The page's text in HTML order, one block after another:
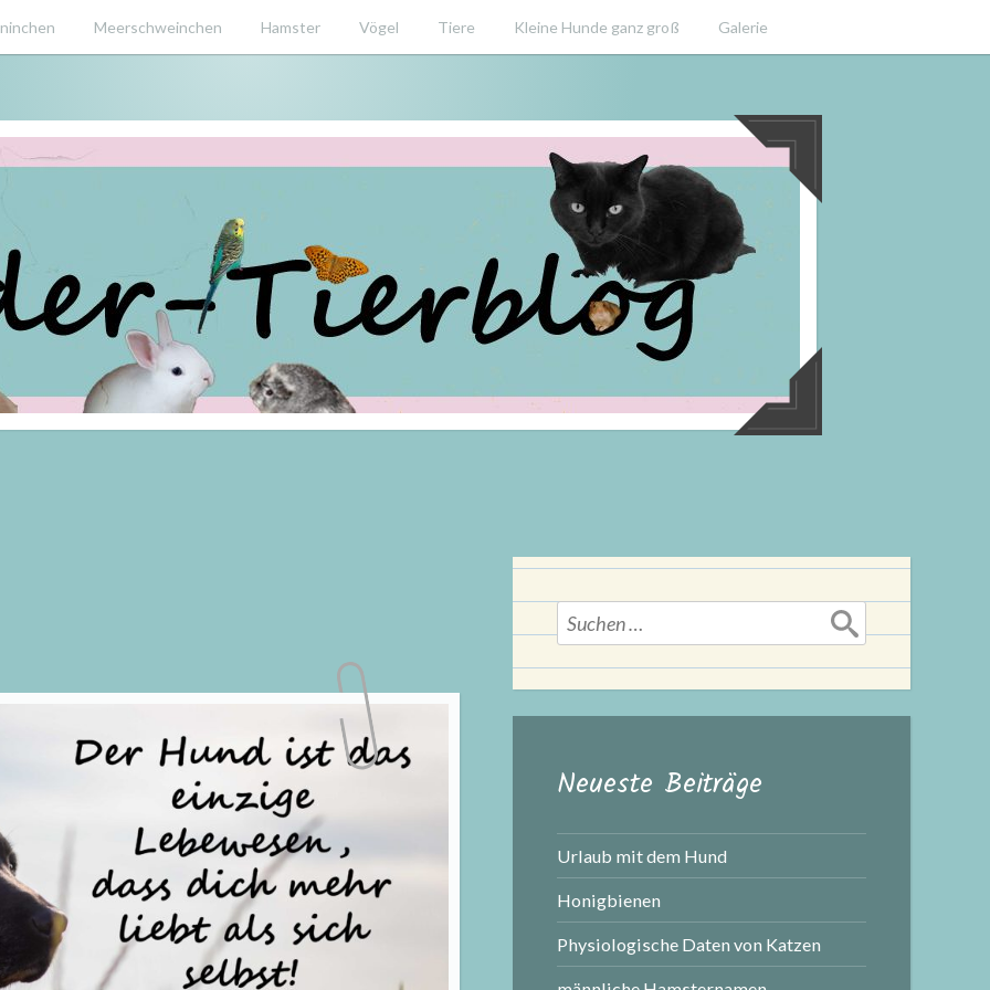
Meerschweinchen Hamster Vögel Tiere Kleine Hunde ganz groß Galerie
Suchen
nach:
Neueste Beiträge
Urlaub mit dem Hund
Honigbienen
Physiologische Daten von Katzen